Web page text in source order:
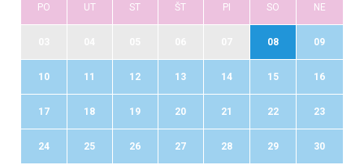
PO UT ST ŠT PI SO NE
08 09
10 11 12 13 14 15 16
17 18 19 20 21 22 23
24 25 26 27 28 29 30